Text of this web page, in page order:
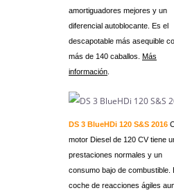
amortiguadores mejores y un
diferencial autoblocante. Es el
descapotable más asequible
más de 140 caballos. Más
información
DS 3 BlueHDi 120 S&S 2016
motor Diesel de 120 CV tiene
prestaciones normales y un
consumo bajo de combustible.
coche de reacciones ágiles